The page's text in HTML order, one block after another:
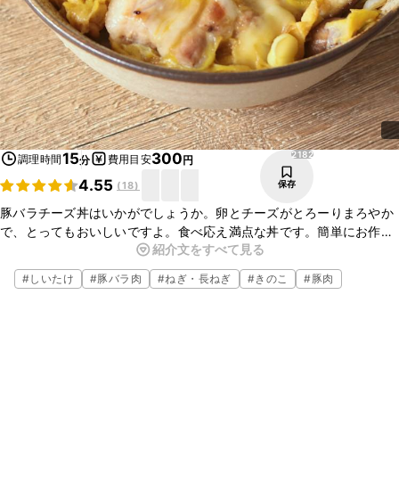
調理時間15分 費用目安300円
4.55 (18)
2182
保存
豚バラチーズ丼はいかがでしょうか。卵とチーズがとろーりまろやか
で、とってもおいしいですよ。食べ応え満点な丼です。簡単にお作り
いただけるので、時間がないときにもおすすめの一品ですよ。ぜひお
試しくださいね。
紹介文をすべて見る
#しいたけ #豚バラ肉 #ねぎ・長ねぎ #きのこ #豚肉